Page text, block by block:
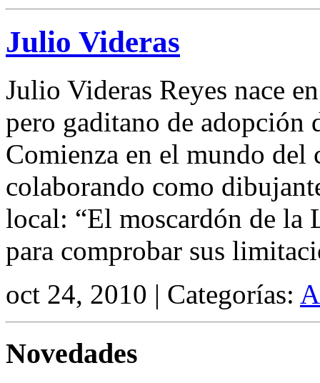
Julio Videras
Julio Videras Reyes nace
pero gaditano de adopción
Comienza en el mundo del
colaborando como
local: “El moscardón de la
para comprobar sus
oct 24, 2010 | Categorías:
Novedades